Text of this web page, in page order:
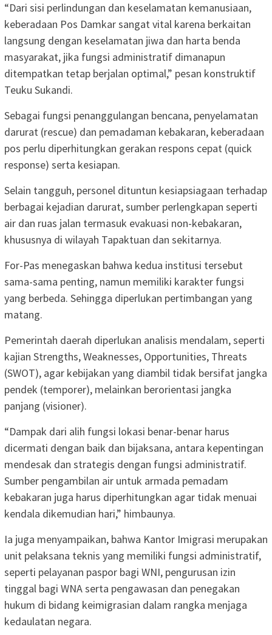
“Dari sisi perlindungan dan keselamatan kemanusiaan,
keberadaan Pos Damkar sangat vital karena berkaitan
langsung dengan keselamatan jiwa dan harta benda
masyarakat, jika fungsi administratif dimanapun
ditempatkan tetap berjalan optimal,” pesan konstruktif
Teuku Sukandi.
Sebagai fungsi penanggulangan bencana, penyelamatan
darurat (rescue) dan pemadaman kebakaran, keberadaan
pos perlu diperhitungkan gerakan respons cepat (quick
response) serta kesiapan.
Selain tangguh, personel dituntun kesiapsiagaan terhadap
berbagai kejadian darurat, sumber perlengkapan seperti
air dan ruas jalan termasuk evakuasi non-kebakaran,
khususnya di wilayah Tapaktuan dan sekitarnya.
For-Pas menegaskan bahwa kedua institusi tersebut
sama-sama penting, namun memiliki karakter fungsi
yang berbeda. Sehingga diperlukan pertimbangan yang
matang.
Pemerintah daerah diperlukan analisis mendalam, seperti
kajian Strengths, Weaknesses, Opportunities, Threats
(SWOT), agar kebijakan yang diambil tidak bersifat jangka
pendek (temporer), melainkan berorientasi jangka
panjang (visioner).
“Dampak dari alih fungsi lokasi benar-benar harus
dicermati dengan baik dan bijaksana, antara kepentingan
mendesak dan strategis dengan fungsi administratif.
Sumber pengambilan air untuk armada pemadam
kebakaran juga harus diperhitungkan agar tidak menuai
kendala dikemudian hari,” himbaunya.
Ia juga menyampaikan, bahwa Kantor Imigrasi merupakan
unit pelaksana teknis yang memiliki fungsi administratif,
seperti pelayanan paspor bagi WNI, pengurusan izin
tinggal bagi WNA serta pengawasan dan penegakan
hukum di bidang keimigrasian dalam rangka menjaga
kedaulatan negara.